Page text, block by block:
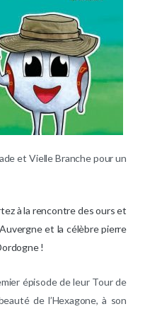
et Vielle Branche pour un
à la rencontre des ours et
et la célèbre pierre
!
épisode de leur Tour de
de l’Hexagone, à son